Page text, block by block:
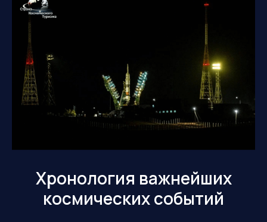
Хронология важнейших
космических событий